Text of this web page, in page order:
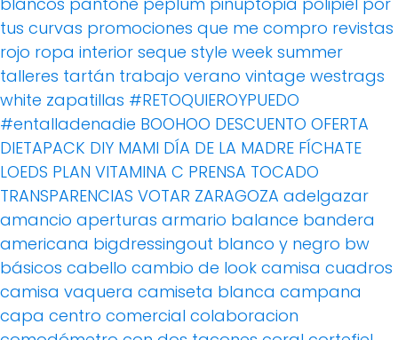
tus curvas promociones que me compro revistas
rojo ropa interior seque style week summer
talleres tartán trabajo verano vintage westrags
white zapatillas #RETOQUIEROYPUEDO
#entalladenadie BOOHOO DESCUENTO OFERTA
DIETAPACK DIY MAMI DÍA DE LA MADRE FÍCHATE
LOEDS PLAN VITAMINA C PRENSA TOCADO
TRANSPARENCIAS VOTAR ZARAGOZA adelgazar
amancio aperturas armario balance bandera
americana bigdressingout blanco y negro bw
básicos cabello cambio de look camisa cuadros
camisa vaquera camiseta blanca campana
capa centro comercial colaboracion